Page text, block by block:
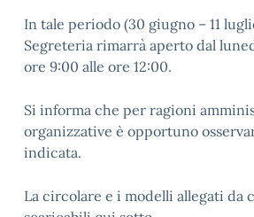
In tale periodo (30 giugno – 11
Segreteria rimarrà aperto dal
ore 9:00 alle ore 12:00.
Si informa che per ragioni
organizzative è opportuno
indicata.
La circolare e i modelli allegati da